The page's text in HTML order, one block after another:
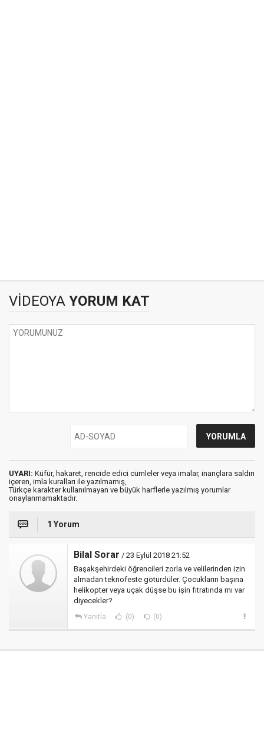
VİDEOYA YORUM KAT
UYARI: Küfür, hakaret, rencide edici cümleler veya imalar, inançlara saldırı
içeren, imla kuralları ile yazılmamış,
Türkçe karakter kullanılmayan ve büyük harflerle yazılmış yorumlar
onaylanmamaktadır.
1 Yorum
Bilal Sorar / 23 Eylül 2018 21:52
Başakşehirdeki öğrencileri zorla ve velilerinden izin
almadan teknofeste götürdüler. Çocukların başına
helikopter veya uçak düşse bu işin fıtratında mı var
diyecekler?
Yanıtla (0) (0)